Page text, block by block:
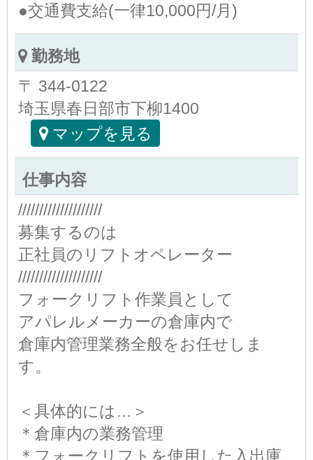
●交通費支給(一律10,000円/月)
勤務地
〒 344-0122
埼玉県春日部市下柳1400
マップを見る
仕事内容
////////////////////
募集するのは
正社員のリフトオペレーター
////////////////////
フォークリフト作業員として
アパレルメーカーの倉庫内で
倉庫内管理業務全般をお任せしま
す。
＜具体的には…＞
＊倉庫内の業務管理
＊フォークリフトを使用した入出庫